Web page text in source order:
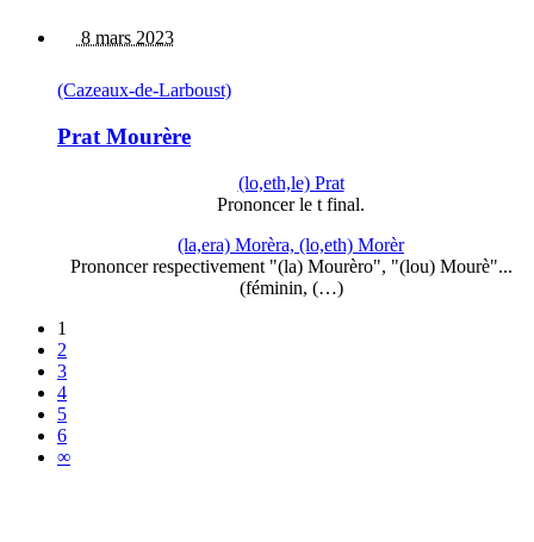
8 mars 2023
(Cazeaux-de-Larboust)
Prat Mourère
(lo,eth,le) Prat
Prononcer le t final.
(la,era) Morèra, (lo,eth) Morèr
Prononcer respectivement "(la) Mourèro", "(lou) Mourè"...
(féminin, (…)
1
2
3
4
5
6
∞